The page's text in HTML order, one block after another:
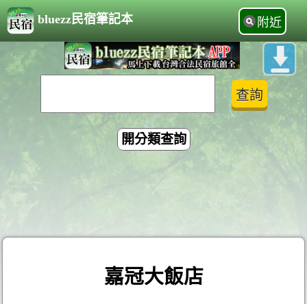
bluezz民宿筆記本 附近
開分類查詢
嘉冠大飯店